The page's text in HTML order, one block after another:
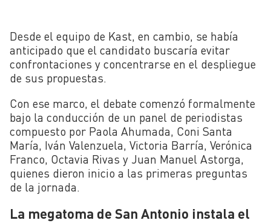
Desde el equipo de Kast, en cambio, se había
anticipado que el candidato buscaría evitar
confrontaciones y concentrarse en el despliegue
de sus propuestas.
Con ese marco, el debate comenzó formalmente
bajo la conducción de un panel de periodistas
compuesto por Paola Ahumada, Coni Santa
María, Iván Valenzuela, Victoria Barría, Verónica
Franco, Octavia Rivas y Juan Manuel Astorga,
quienes dieron inicio a las primeras preguntas
de la jornada.
La megatoma de San Antonio instala el